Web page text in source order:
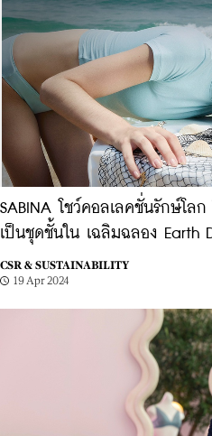
SABINA โชว์คอลเลคชั่นรักษ์โลก
เป็นชุดชั้นใน เฉลิมฉลอง Earth
CSR & SUSTAINABILITY
19 Apr 2024